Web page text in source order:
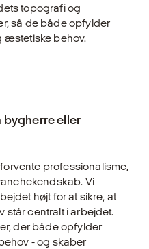
topografi og
så de både opfylder
æstetiske behov.
bygherre eller
professionalisme,
Vi
højt for at sikre, at
står centralt i arbejdet.
der både opfylder
- og skaber